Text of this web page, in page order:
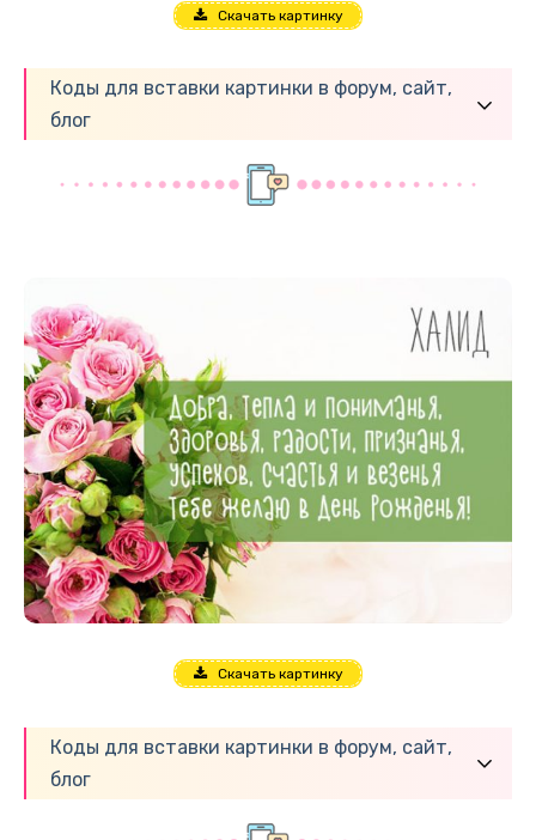
Скачать картинку
Коды для вставки картинки в форум, сайт,
блог
Скачать картинку
Коды для вставки картинки в форум, сайт,
блог